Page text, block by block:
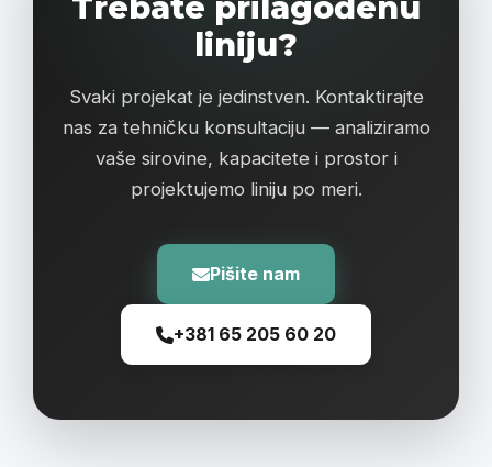
liniju?
Svaki projekat je jedinstven. Kontaktirajte
nas za tehničku konsultaciju — analiziramo
vaše sirovine, kapacitete i prostor i
projektujemo liniju po meri.
Pišite nam
+381 65 205 60 20